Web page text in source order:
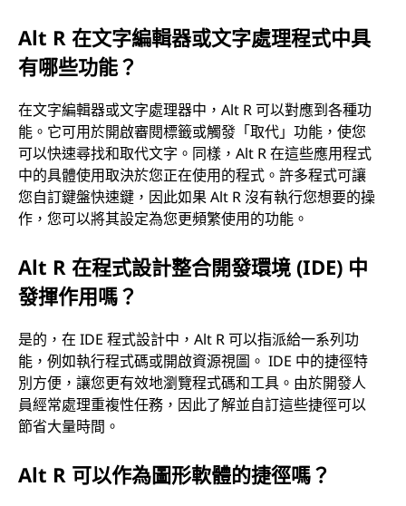
Alt R 在文字編輯器或文字處理程式中具
有哪些功能？
在文字編輯器或文字處理器中，Alt R 可以對應到各種功
能。它可用於開啟審閱標籤或觸發「取代」功能，使您
可以快速尋找和取代文字。同樣，Alt R 在這些應用程式
中的具體使用取決於您正在使用的程式。許多程式可讓
您自訂鍵盤快速鍵，因此如果 Alt R 沒有執行您想要的操
作，您可以將其設定為您更頻繁使用的功能。
Alt R 在程式設計整合開發環境 (IDE) 中
發揮作用嗎？
是的，在 IDE 程式設計中，Alt R 可以指派給一系列功
能，例如執行程式碼或開啟資源視圖。 IDE 中的捷徑特
別方便，讓您更有效地瀏覽程式碼和工具。由於開發人
員經常處理重複性任務，因此了解並自訂這些捷徑可以
節省大量時間。
Alt R 可以作為圖形軟體的捷徑嗎？